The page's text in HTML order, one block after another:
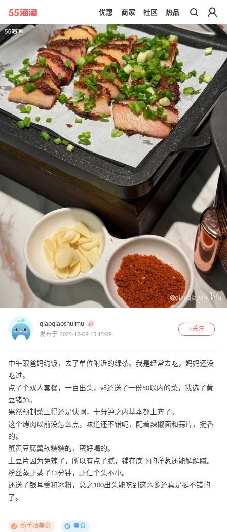
带你去官网买正品
优惠 商家 社区 热品
1/7
qiaoqiaoshuimu
发布于 2025-12-09 15:15:09
+关注
中午跟爸妈约饭，去了单位附近的绿茶。我是经常去吃，妈妈还没
吃过。
点了个双人套餐，一百出头，v8还送了一份50以内的菜，我选了黄
豆猪蹄。
果然预制菜上得还是快啊，十分钟之内基本都上齐了。
这个烤肉以前没怎么点，味道还不错呢，配着辣椒面和蒜片，挺香
的。
蟹黄豆腐羹软糯糯的，蛮好喝的。
土豆片因为免辣了，所以有点子腻，铺在底下的洋葱还能解解腻。
粉丝蒸虾蒸了13分钟，虾仁个头不小。
还送了银耳羹和冰粉，总之100出头能吃到这么多还真是挺不错的
了。
随手晒美食 美食